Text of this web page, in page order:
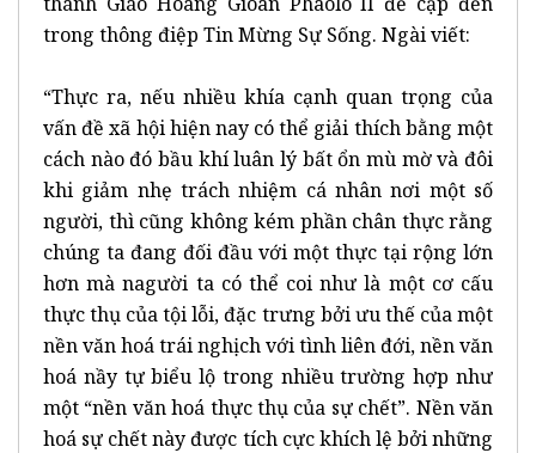
trong thông điệp Tin Mừng Sự Sống. Ngài viết:
“Thực ra, nếu nhiều khía cạnh quan trọng của
vấn đề xã hội hiện nay có thể giải thích bằng một
cách nào đó bầu khí luân lý bất ổn mù mờ và đôi
khi giảm nhẹ trách nhiệm cá nhân nơi một số
người, thì cũng không kém phần chân thực rằng
chúng ta đang đối đầu với một thực tại rộng lớn
hơn mà nagười ta có thể coi như là một cơ cấu
thực thụ của tội lỗi, đặc trưng bởi ưu thế của một
nền văn hoá trái nghịch với tình liên đới, nền văn
hoá nầy tự biểu lộ trong nhiều trường hợp như
một “nền văn hoá thực thụ của sự chết”. Nền văn
hoá sự chết này được tích cực khích lệ bởi những